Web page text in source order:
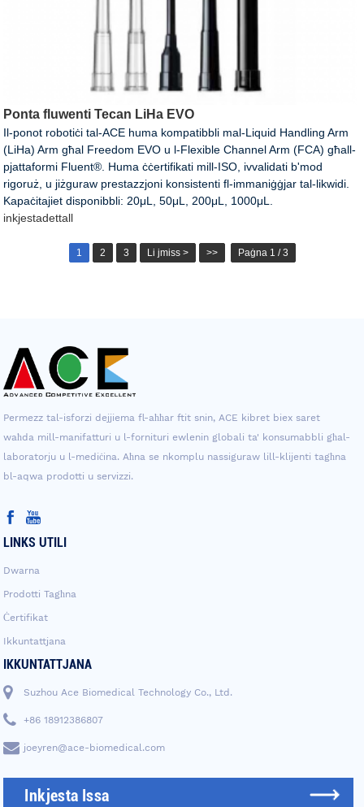
Ponta fluwenti Tecan LiHa EVO
Il-ponot robotiċi tal-ACE huma kompatibbli mal-Liquid Handling Arm
(LiHa) Arm għal Freedom EVO u l-Flexible Channel Arm (FCA) għall-
pjattaformi Fluent®. Huma ċċertifikati mill-ISO, ivvalidati b'mod
rigoruż, u jiżguraw prestazzjoni konsistenti fl-immaniġġjar tal-likwidi.
Kapaċitajiet disponibbli: 20μL, 50μL, 200μL, 1000μL.
inkjestadettall
1 2 3 Li jmiss > >> Paġna 1 / 3
Permezz tal-isforzi dejjiema fl-aħħar ftit snin, ACE kibret biex saret
waħda mill-manifatturi u l-fornituri ewlenin globali ta' konsumabbli għal-
laboratorju u l-mediċina. Aħna se nkomplu nassiguraw lill-klijenti tagħna
bl-aqwa prodotti u servizzi.
LINKS UTILI
Dwarna
Prodotti Tagħna
Ċertifikat
Ikkuntattjana
IKKUNTATTJANA
Suzhou Ace Biomedical Technology Co., Ltd.
+86 18912386807
joeyren@ace-biomedical.com
Inkjesta Issa